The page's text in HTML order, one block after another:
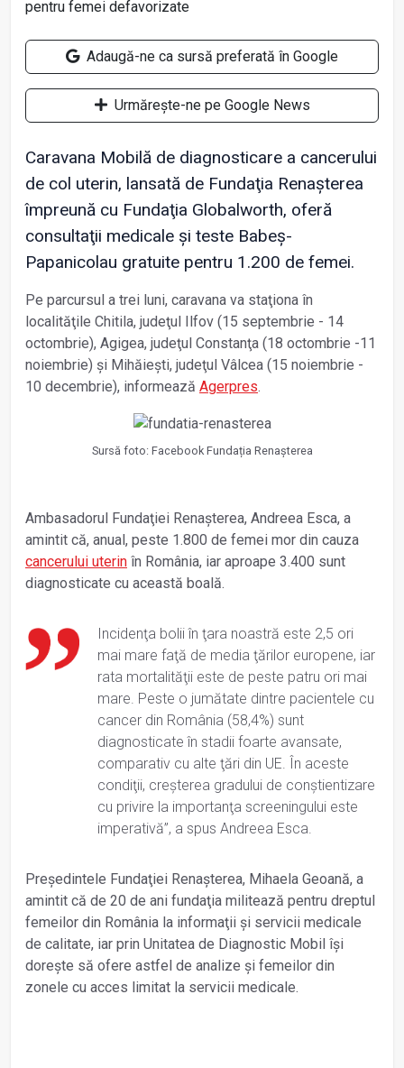
Adaugă-ne ca sursă preferată în Google
Urmărește-ne pe Google News
Caravana Mobilă de diagnosticare a cancerului
de col uterin, lansată de Fundaţia Renaşterea
împreună cu Fundaţia Globalworth, oferă
consultaţii medicale şi teste Babeş-
Papanicolau gratuite pentru 1.200 de femei.
Pe parcursul a trei luni, caravana va staţiona în
localităţile Chitila, judeţul Ilfov (15 septembrie - 14
octombrie), Agigea, judeţul Constanţa (18 octombrie -11
noiembrie) şi Mihăieşti, judeţul Vâlcea (15 noiembrie -
10 decembrie), informează Agerpres.
Sursă foto: Facebook Fundația Renașterea
Ambasadorul Fundaţiei Renaşterea, Andreea Esca, a
amintit că, anual, peste 1.800 de femei mor din cauza
cancerului uterin în România, iar aproape 3.400 sunt
diagnosticate cu această boală.
Incidenţa bolii în ţara noastră este 2,5 ori
mai mare faţă de media ţărilor europene, iar
rata mortalităţii este de peste patru ori mai
mare. Peste o jumătate dintre pacientele cu
cancer din România (58,4%) sunt
diagnosticate în stadii foarte avansate,
comparativ cu alte ţări din UE. În aceste
condiţii, creşterea gradului de conştientizare
cu privire la importanţa screeningului este
imperativă”, a spus Andreea Esca.
Preşedintele Fundaţiei Renaşterea, Mihaela Geoană, a
amintit că de 20 de ani fundaţia militează pentru dreptul
femeilor din România la informaţii şi servicii medicale
de calitate, iar prin Unitatea de Diagnostic Mobil îşi
doreşte să ofere astfel de analize şi femeilor din
zonele cu acces limitat la servicii medicale.